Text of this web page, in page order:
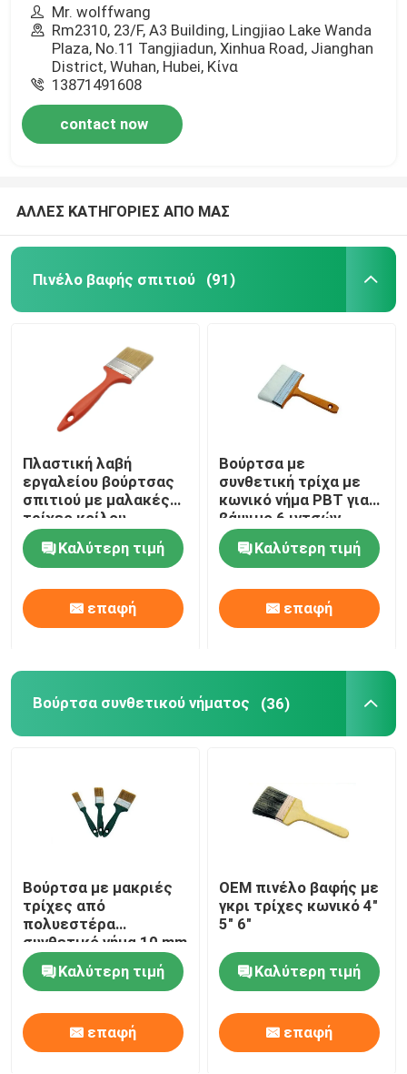
Προϊόντα
Mr. wolffwang
Rm2310, 23/F, A3 Building, Lingjiao Lake Wanda
Plaza, No.11 Tangjiadun, Xinhua Road, Jianghan
District, Wuhan, Hubei, Κίνα
13871491608
contact now
ΑΛΛΕΣ ΚΑΤΗΓΟΡΙΕΣ ΑΠΟ ΜΑΣ
Πινέλο βαφής σπιτιού (91)
Πλαστική λαβή
εργαλείου βούρτσας
σπιτιού με μαλακές
τρίχες κοίλου
νήματος
Καλύτερη τιμή
επαφή
Βούρτσα με
συνθετική τρίχα με
κωνικό νήμα PBT για
βάψιμο 6 ιντσών
Καλύτερη τιμή
επαφή
Βούρτσα συνθετικού νήματος (36)
Βούρτσα με μακριές
τρίχες από
πολυεστέρα
συνθετικό νήμα 10 mm
Καλύτερη τιμή
επαφή
OEM πινέλο βαφής με
γκρι τρίχες κωνικό 4"
5" 6"
Καλύτερη τιμή
επαφή